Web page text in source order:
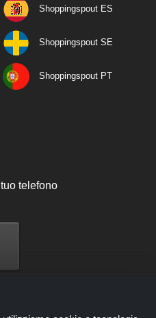
Shoppingspout ES
Shoppingspout SE
Shoppingspout PT
telefono